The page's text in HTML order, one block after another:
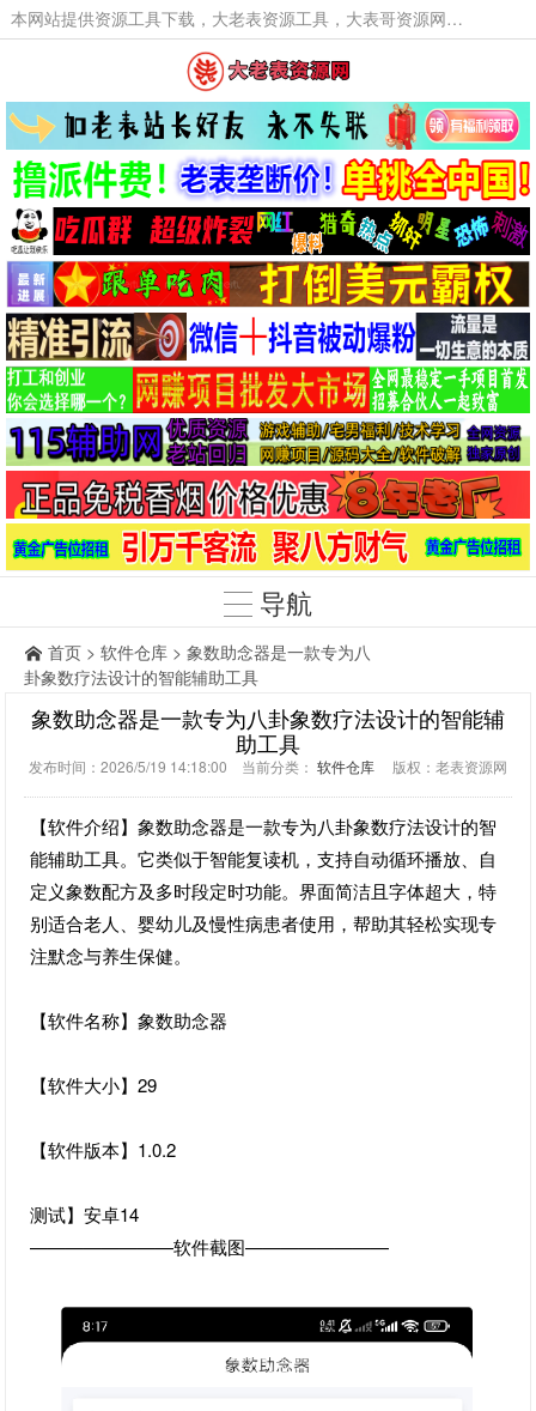
本网站提供资源工具下载，大老表资源工具，大表哥资源网软件工具，大老表资源下载，活动线报福利资源分享,活动线报，大型网游经典游戏，网络热门技术游戏辅助交流与分享。
导航
首页 > 软件仓库 > 象数助念器是一款专为八
卦象数疗法设计的智能辅助工具
象数助念器是一款专为八卦象数疗法设计的智能辅
助工具
发布时间：2026/5/19 14:18:00 当前分类： 软件仓库 版权：老表资源网
【软件介绍】象数助念器是一款专为八卦象数疗法设计的智
能辅助工具。它类似于智能复读机，支持自动循环播放、自
定义象数配方及多时段定时功能。界面简洁且字体超大，特
别适合老人、婴幼儿及慢性病患者使用，帮助其轻松实现专
注默念与养生保健。
【软件名称】象数助念器
【软件大小】29
【软件版本】1.0.2
测试】安卓14
————————软件截图————————